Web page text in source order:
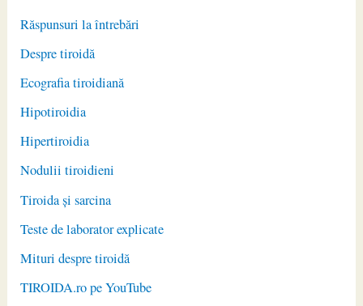
Răspunsuri la întrebări
Despre tiroidă
Ecografia tiroidiană
Hipotiroidia
Hipertiroidia
Nodulii tiroidieni
Tiroida și sarcina
Teste de laborator explicate
Mituri despre tiroidă
TIROIDA.ro pe YouTube